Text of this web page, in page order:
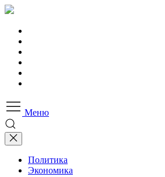
Меню
Политика
Экономика